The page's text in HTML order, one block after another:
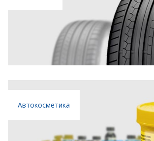
Автокосметика